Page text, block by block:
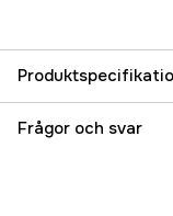
Referensnummer
Frågor och svar